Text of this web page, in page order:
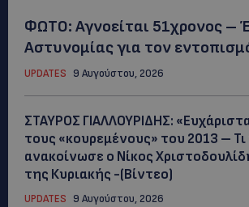
ΦΩΤΟ: Αγνοείται 51χρονος –
Αστυνομίας για τον
UPDATES 9 Αυγούστου, 2026
ΣΤΑΥΡΟΣ ΓΙΑΛΛΟΥΡΙΔΗΣ:
τους «κουρεμένους» του 2013 – Τι
ανακοίνωσε ο Νίκος
της Κυριακής -(Βίντεο)
UPDATES 9 Αυγούστου, 2026